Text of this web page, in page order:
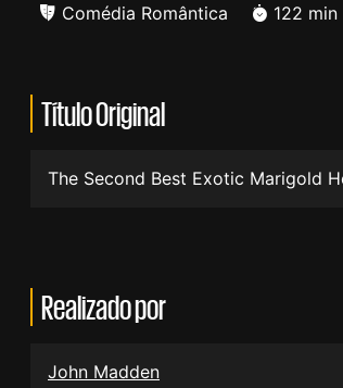
Comédia Romântica 122 min
Título Original
The Second Best Exotic Marigold
Realizado por
John Madden